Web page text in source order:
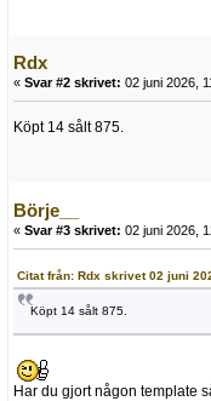
Rdx
« Svar #2 skrivet: 02 juni 2026,
Köpt 14 sålt 875.
Börje__
« Svar #3 skrivet: 02 juni 2026,
Citat från: Rdx skrivet 02 juni
Köpt 14 sålt 875.
Har du gjort någon template